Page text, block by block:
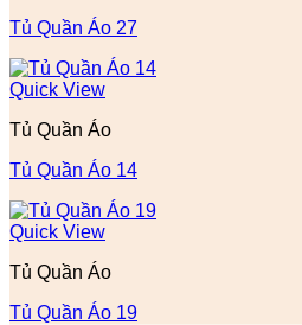
Tủ Quần Áo 27
Quick View
Tủ Quần Áo
Tủ Quần Áo 14
Quick View
Tủ Quần Áo
Tủ Quần Áo 19